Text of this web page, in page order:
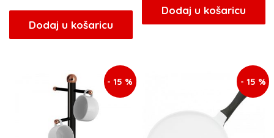
bila
je:
je:
13,09 KM.
Dodaj u košaricu
bila
je:
34,85
Dodaj u košaricu
- 15 % - 15 %